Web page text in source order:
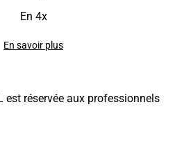
En 4x
En savoir plus
est réservée aux professionnels